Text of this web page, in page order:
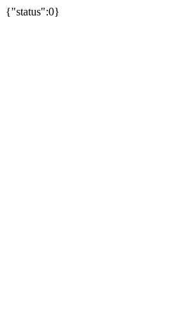
{"status":0}